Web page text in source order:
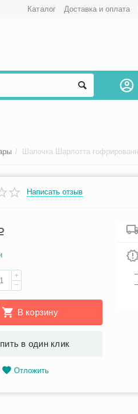
Каталог Доставка и оплата
/ Шапочка Шарлотта
Написать отзыв
+
−
В корзину
в один клик
Отложить